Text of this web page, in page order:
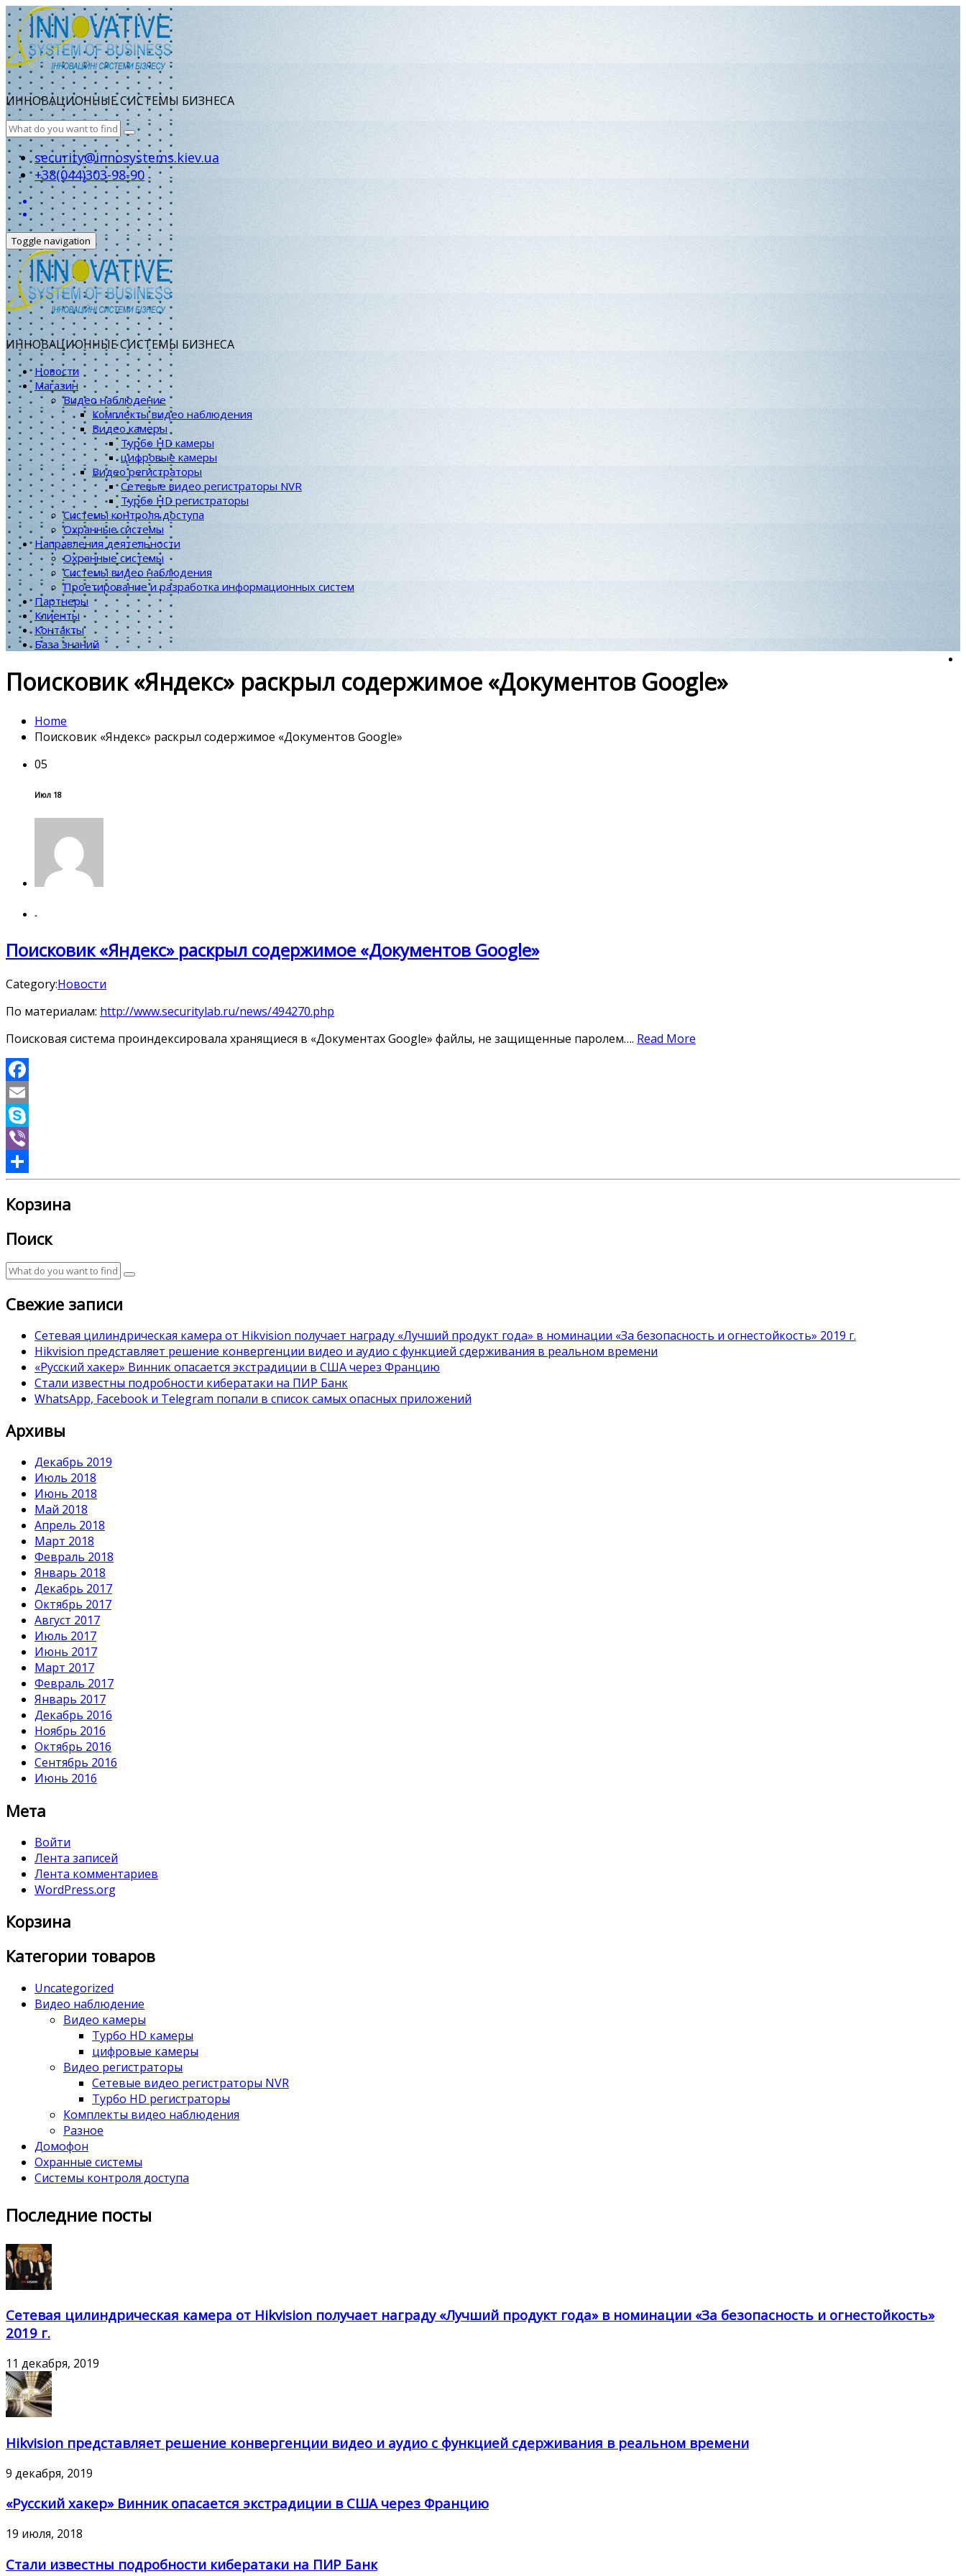
ИННОВАЦИОННЫЕ СИСТЕМЫ БИЗНЕСА
security@innosystems.kiev.ua
+38(044)303-98-90
Toggle navigation
ИННОВАЦИОННЫЕ СИСТЕМЫ БИЗНЕСА
Новости
Магазин
Видео наблюдение
Комплекты видео наблюдения
Видео камеры
Турбо HD камеры
цифровые камеры
Видео регистраторы
Сетевые видео регистраторы NVR
Турбо HD регистраторы
Системы контроля доступа
Охранные системы
Направления деятельности
Охранные системы
Системы видео наблюдения
Проетирование и разработка информационных систем
Партнеры
Клиенты
Контакты
База знаний
Поисковик «Яндекс» раскрыл содержимое «Документов Google»
Home
Поисковик «Яндекс» раскрыл содержимое «Документов Google»
05
Июл 18
-
Поисковик «Яндекс» раскрыл содержимое «Документов Google»
Category:Новости
По материалам: http://www.securitylab.ru/news/494270.php
Поисковая система проиндексировала хранящиеся в «Документах Google» файлы, не защищенные паролем…. Read More
Facebook
Email
Skype
Viber
Отправить
Корзина
Поиск
Свежие записи
Сетевая цилиндрическая камера от Hikvision получает награду «Лучший продукт года» в номинации «За безопасность и огнестойкость» 2019 г.
Hikvision представляет решение конвергенции видео и аудио с функцией сдерживания в реальном времени
«Русский хакер» Винник опасается экстрадиции в США через Францию
Стали известны подробности кибератаки на ПИР Банк
WhatsApp, Facebook и Telegram попали в список самых опасных приложений
Архивы
Декабрь 2019
Июль 2018
Июнь 2018
Май 2018
Апрель 2018
Март 2018
Февраль 2018
Январь 2018
Декабрь 2017
Октябрь 2017
Август 2017
Июль 2017
Июнь 2017
Март 2017
Февраль 2017
Январь 2017
Декабрь 2016
Ноябрь 2016
Октябрь 2016
Сентябрь 2016
Июнь 2016
Мета
Войти
Лента записей
Лента комментариев
WordPress.org
Корзина
Категории товаров
Uncategorized
Видео наблюдение
Видео камеры
Турбо HD камеры
цифровые камеры
Видео регистраторы
Сетевые видео регистраторы NVR
Турбо HD регистраторы
Комплекты видео наблюдения
Разное
Домофон
Охранные системы
Системы контроля доступа
Последние посты
Сетевая цилиндрическая камера от Hikvision получает награду «Лучший продукт года» в номинации «За безопасность и огнестойкость»
2019 г.
11 декабря, 2019
Hikvision представляет решение конвергенции видео и аудио с функцией сдерживания в реальном времени
9 декабря, 2019
«Русский хакер» Винник опасается экстрадиции в США через Францию
19 июля, 2018
Стали известны подробности кибератаки на ПИР Банк